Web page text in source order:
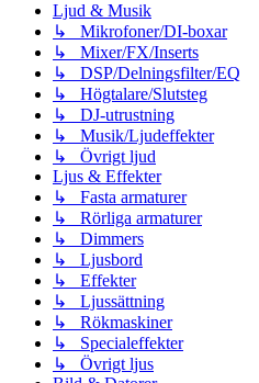
Ljud & Musik
↳ Mikrofoner/DI-boxar
↳ Mixer/FX/Inserts
↳ DSP/Delningsfilter/EQ
↳ Högtalare/Slutsteg
↳ DJ-utrustning
↳ Musik/Ljudeffekter
↳ Övrigt ljud
Ljus & Effekter
↳ Fasta armaturer
↳ Rörliga armaturer
↳ Dimmers
↳ Ljusbord
↳ Effekter
↳ Ljussättning
↳ Rökmaskiner
↳ Specialeffekter
↳ Övrigt ljus